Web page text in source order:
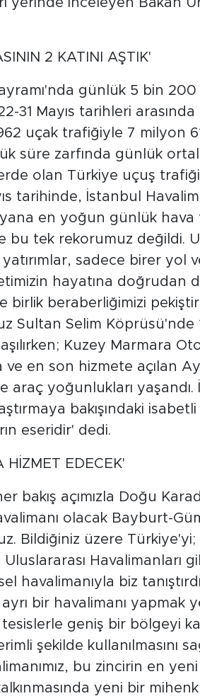
2 KATINI AŞTIK'
günlük 5 bin
31 Mayıs tarihleri arasında
962 uçak trafiğiyle 7 milyon
süre zarfında günlük
olan Türkiye uçuş trafiği
tarihinde, İstanbul
yana en yoğun günlük
bu tek rekorumuz değildi.
yatırımlar, sadece birer yol
hayatına doğrudan
birlik beraberliğimizi
Sultan Selim Köprüsü'nde
Kuzey Marmara
en son hizmete açılan
yoğunlukları yaşandı.
bakışındaki
eseridir' dedi.
HİZMET EDECEK'
bakış açımızla Doğu
olacak Bayburt-
Bildiğiniz üzere
Havalimanları
havalimanıyla biz
bir havalimanı yapmak
geniş bir bölgeyi
şekilde kullanılmasını
bu zincirin en
yeni bir